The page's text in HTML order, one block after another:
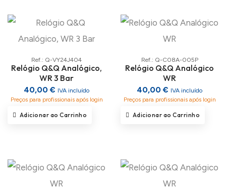
Ref.: Q-VY24J404
Relógio Q&Q Analógico,
WR 3 Bar
40,00 € IVA incluído
Preços para profissionais após login
Adicionar ao Carrinho
Ref.: Q-C08A-005P
Relógio Q&Q Analógico
WR
40,00 € IVA incluído
Preços para profissionais após login
Adicionar ao Carrinho